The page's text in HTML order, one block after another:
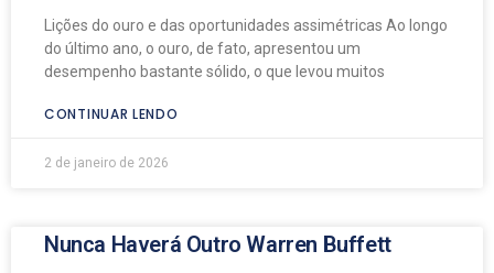
Lições do ouro e das oportunidades assimétricas Ao longo
do último ano, o ouro, de fato, apresentou um
desempenho bastante sólido, o que levou muitos
CONTINUAR LENDO
2 de janeiro de 2026
Nunca Haverá Outro Warren Buffett